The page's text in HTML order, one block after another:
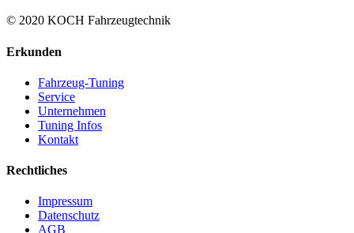
© 2020 KOCH Fahrzeugtechnik
Erkunden
Fahrzeug-Tuning
Service
Unternehmen
Tuning Infos
Kontakt
Rechtliches
Impressum
Datenschutz
AGB